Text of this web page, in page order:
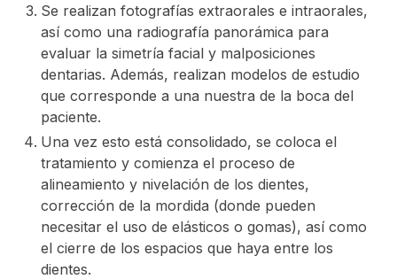
Se realizan fotografías extraorales e intraorales,
así como una radiografía panorámica para
evaluar la simetría facial y malposiciones
dentarias. Además, realizan modelos de estudio
que corresponde a una nuestra de la boca del
paciente.
Una vez esto está consolidado, se coloca el
tratamiento y comienza el proceso de
alineamiento y nivelación de los dientes,
corrección de la mordida (donde pueden
necesitar el uso de elásticos o gomas), así como
el cierre de los espacios que haya entre los
dientes.